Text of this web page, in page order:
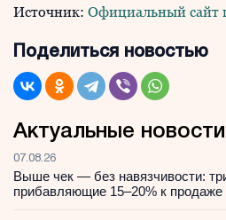
Источник: Официальный сайт
Поделиться новостью
Актуальные новости
07.08.26
Выше чек — без навязчивости:
прибавляющие 15–20% к продаже